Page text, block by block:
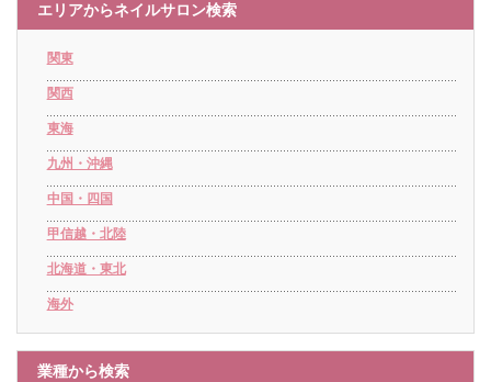
エリアからネイルサロン検索
関東
関西
東海
九州・沖縄
中国・四国
甲信越・北陸
北海道・東北
海外
業種から検索